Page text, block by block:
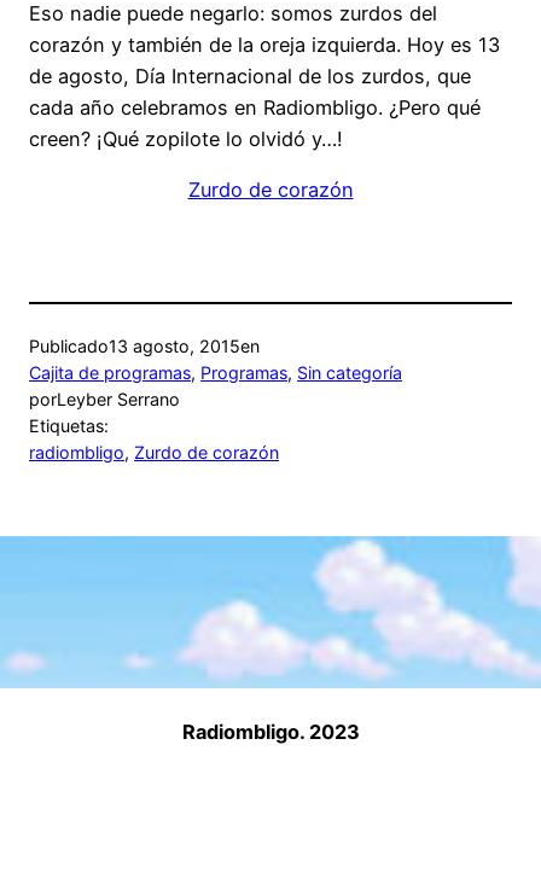
Eso nadie puede negarlo: somos zurdos del
corazón y también de la oreja izquierda. Hoy es 13
de agosto, Día Internacional de los zurdos, que
cada año celebramos en Radiombligo. ¿Pero qué
creen? ¡Qué zopilote lo olvidó y…!
Zurdo de corazón
Publicado13 agosto, 2015en
Cajita de programas, Programas, Sin categoría
porLeyber Serrano
Etiquetas:
radiombligo, Zurdo de corazón
Radiombligo. 2023